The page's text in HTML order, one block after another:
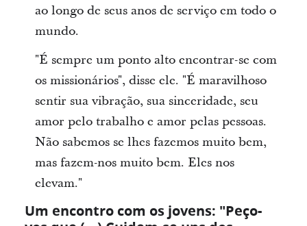
ao longo de seus anos de serviço em todo o
mundo.
"É sempre um ponto alto encontrar-se com
os missionários", disse ele. "É maravilhoso
sentir sua vibração, sua sinceridade, seu
amor pelo trabalho e amor pelas pessoas.
Não sabemos se lhes fazemos muito bem,
mas fazem-nos muito bem. Eles nos
elevam."
Um encontro com os jovens: "Peço-